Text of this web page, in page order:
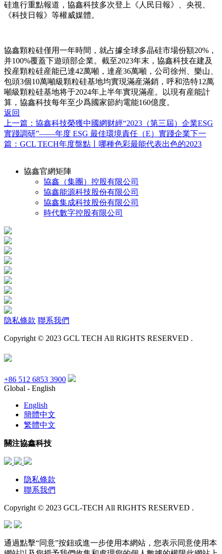
硅進行重點報道，協鑫科技多次登上《人民日報》、央視、
《科技日報》等權威媒體。
協鑫顆粒硅僅用一年時間，就占據全球多晶硅市場份額20%，
并100%覆蓋下遊頭部企業。截至2023年末，協鑫科技在建及
投産顆粒硅産能已達42萬噸，達産36萬噸，公司徐州、樂山、
包頭3個10萬噸級顆粒硅基地均實現滿産滿銷，呼和浩特12萬
噸級顆粒硅基地将于2024年上半年實現滿産。以現有産能計
算，協鑫科技每年至少爲國家節約電能160億度。
返回
上一篇：協鑫科技榮獲中國網财經“2023（第三屆）企業ESG
實踐調研”——年度 ESG 最佳環境責任（E）實踐企業下一
篇：GCL TECH年度盤點丨哪種色彩最能代表出色的2023
協鑫官網矩陣
協鑫（集團）控股有限公司
協鑫能源科技股份有限公司
協鑫集成科技股份有限公司
時代數字控股有限公司
隐私條款 聯系我們
Copyright © 2023 GCL TECH All RIGHTS RESERVED .
+86 512 6853 3900
Global - English
English
簡體中文
繁體中文
關注協鑫科技
隐私條款
聯系我們
Copyright © 2023 GCL-TECH All RIGHTS RESERVED .
通過點擊“同意”按鈕或進一步使用本網站，您表示同意使用本